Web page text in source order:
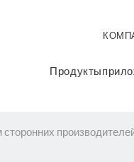
Продукты